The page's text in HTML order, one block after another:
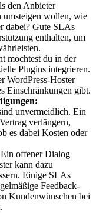
den Anbieter
umsteigen wollen, wie
dabei? Gute SLAs
enthalten, um
möchtest du in der
Plugins integrieren.
WordPress-Hoster
Einschränkungen gibt.
unvermeidlich. Ein
verlängern,
es dabei Kosten oder
Ein offener Dialog
kann dazu
Einige SLAs
Feedback-
Kundenwünschen bei